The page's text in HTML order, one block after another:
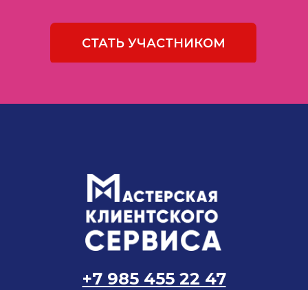
СТАТЬ УЧАСТНИКОМ
+7 985 455 22 47